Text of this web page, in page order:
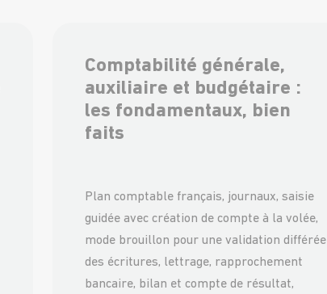
Comptabilité générale,
auxiliaire et budgétaire :
les fondamentaux, bien
faits
Plan comptable français, journaux, saisie
guidée avec création de compte à la volée,
mode brouillon pour une validation différée
des écritures, lettrage, rapprochement
bancaire, bilan et compte de résultat,